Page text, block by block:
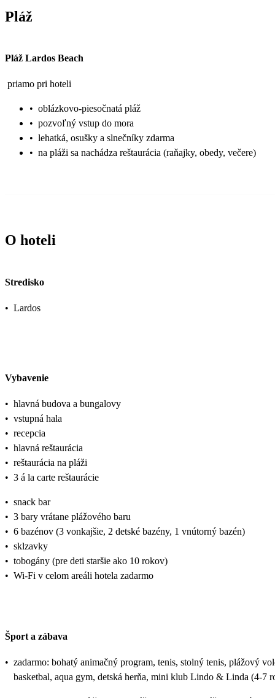
Pláž
Pláž Lardos Beach
priamo pri hoteli
• oblázkovo-piesočnatá pláž
• pozvoľný vstup do mora
• lehatká, osušky a slnečníky zdarma
• na pláži sa nachádza reštaurácia (raňajky, obedy, večere)
O hoteli
Stredisko
• Lardos
Vybavenie
• hlavná budova a bungalovy
• vstupná hala
• recepcia
• hlavná reštaurácia
• reštaurácia na pláži
• 3 á la carte reštaurácie
• snack bar
• 3 bary vrátane plážového baru
• 6 bazénov (3 vonkajšie, 2 detské bazény, 1 vnútorný bazén)
• sklzavky
• tobogány (pre deti staršie ako 10 rokov)
• Wi-Fi v celom areáli hotela zadarmo
Šport a zábava
• zadarmo: bohatý animačný program, tenis, stolný tenis, plážový
basketbal, aqua gym, detská herňa, mini klub Lindo & Linda (4-7